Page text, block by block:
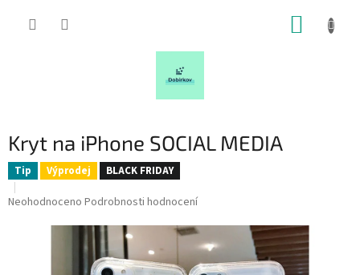
Kryt na iPhone SOCIAL MEDIA
Tip Výprodej BLACK FRIDAY
Průměrné
Neohodnoceno Podrobnosti hodnocení